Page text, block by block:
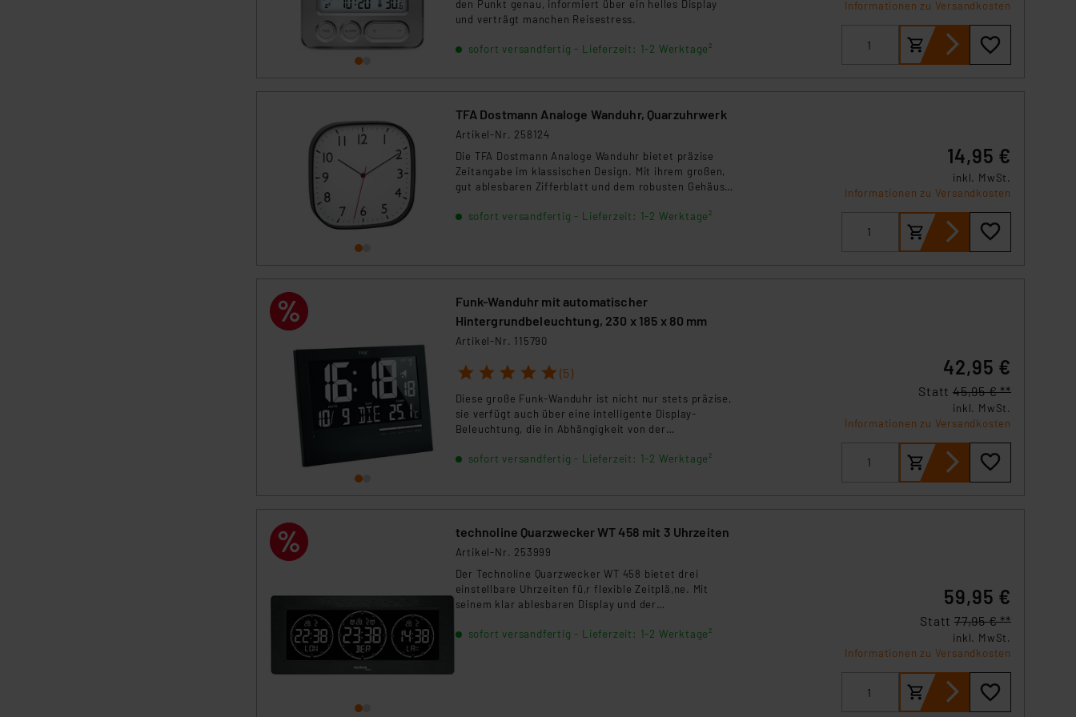
Datenschutz nach EU-Standards eingestuft wird. So besteht etwa das Risiko, dass US-Behörden personenbezogene
Unsere Kooperation mit diesen Dienstleistern stützt sich auf die Standarddatenschutzklauseln der Europäischen
Datenschutzerklärung
den Punkt genau, informiert über ein helles Display
und verträgt manchen Reisestress.
sofort versandfertig - Lieferzeit: 1-2 Werktage²
Informationen zu Versandkosten
TFA Dostmann Analoge Wanduhr, Quarzuhrwerk
Artikel-Nr. 258124
Die TFA Dostmann Analoge Wanduhr bietet präzise
Zeitangabe im klassischen Design. Mit ihrem großen,
gut ablesbaren Zifferblatt und dem robusten Gehäuse
Wandmontage und der batteriebetriebene Betrieb
sofort versandfertig - Lieferzeit: 1-2 Werktage²
14,95 €
inkl. MwSt.
Informationen zu Versandkosten
Funk-Wanduhr mit automatischer
Hintergrundbeleuchtung, 230 x 185 x 80 mm
Artikel-Nr. 115790
1 2 3 4 5 (5)
Diese große Funk-Wanduhr ist nicht nur stets präzise,
sie verfügt auch über eine intelligente Display-
Beleuchtung, die in Abhängigkeit von der
sofort versandfertig - Lieferzeit: 1-2 Werktage²
42,95 €
Statt 45,95 € **
inkl. MwSt.
Informationen zu Versandkosten
technoline Quarzwecker WT 458 mit 3 Uhrzeiten
Artikel-Nr. 253999
Der Technoline Quarzwecker WT 458 bietet drei
einstellbare Uhrzeiten fü,r flexible Zeitplä,ne. Mit
seinem klar ablesbaren Display und der
Altersgruppen.
sofort versandfertig - Lieferzeit: 1-2 Werktage²
59,95 €
Statt 77,95 € **
inkl. MwSt.
Informationen zu Versandkosten